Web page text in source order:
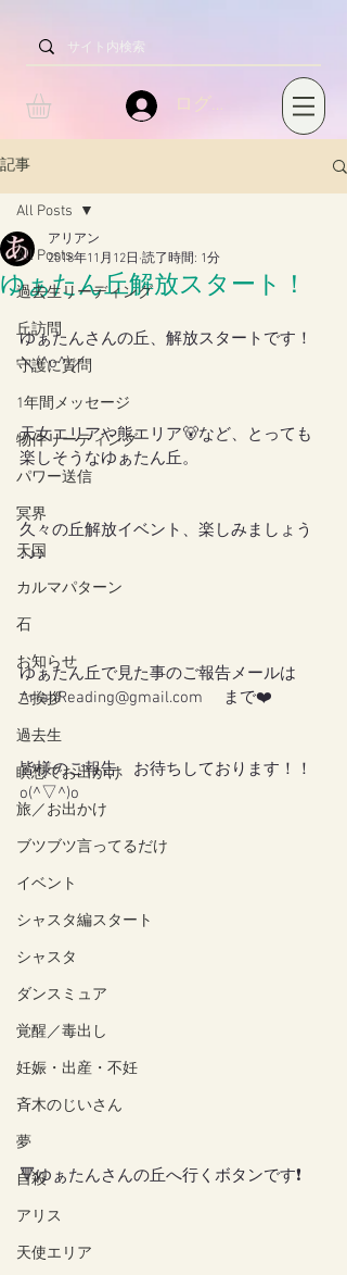
ログイン
記事
All Posts
過去生リーディング
丘訪問
守護に質問
1年間メッセージ
物件リーディング
パワー送信
冥界
天国
カルマパターン
石
お知らせ
ご挨拶
過去生
瞑想でお出かけ
旅／お出かけ
ブツブツ言ってるだけ
イベント
シャスタ編スタート
シャスタ
ダンスミュア
覚醒／毒出し
妊娠・出産・不妊
斉木のじいさん
夢
自殺
アリス
天使エリア
All Posts
ゆぁたん丘解放スタート！
アリアン
2018年11月12日 読了時間: 1分
ゆぁたんさんの丘、解放スタートです！
＼(^o^)／
天女エリアや熊エリア🐻など、とっても
楽しそうなゆぁたん丘。
久々の丘解放イベント、楽しみましょう
♪♪♪
ゆぁたん丘で見た事のご報告メールは
ArianReading@gmail.com 　まで❤️
皆様のご報告、お待ちしております！！
o(^▽^)o
🔻ゆぁたんさんの丘へ行くボタンです❗️